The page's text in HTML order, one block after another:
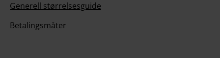
Generell størrelsesguide
Betalingsmåter